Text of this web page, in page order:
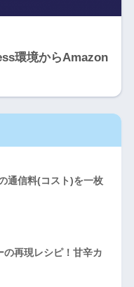
環境からAmazon
通信料(コスト)を一枚
の再現レシピ！甘辛カ